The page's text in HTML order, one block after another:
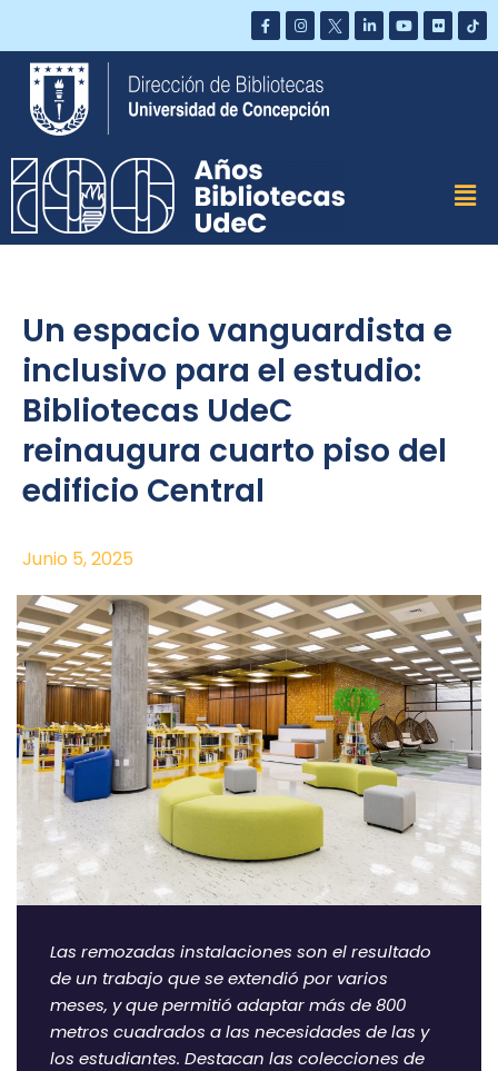
Saltar
contenido
Un espacio vanguardista e
inclusivo para el estudio:
Bibliotecas UdeC
reinaugura cuarto piso del
edificio Central
Junio 5, 2025
Las remozadas instalaciones son el resultado
de un trabajo que se extendió por varios
meses, y que permitió adaptar más de 800
metros cuadrados a las necesidades de las y
los estudiantes. Destacan las colecciones de